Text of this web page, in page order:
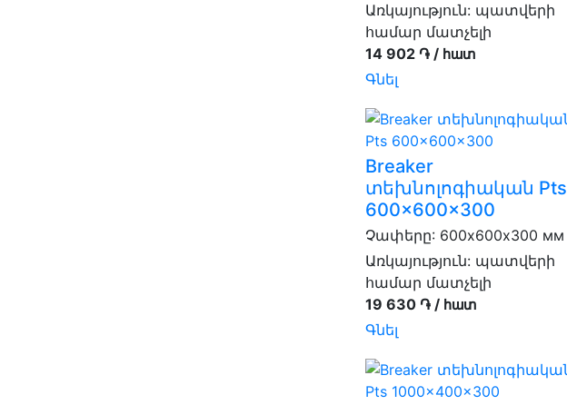
Առկայություն: պատվերի
համար մատչելի
14 902 ֏ / հատ
Գնել
Breaker
տեխնոլոգիական Pts
600x600x300
Չափերը: 600х600х300 мм
Առկայություն: պատվերի
համար մատչելի
19 630 ֏ / հատ
Գնել